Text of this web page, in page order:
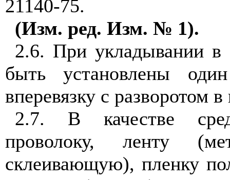
21140-75.
(Изм. ред. Изм. № 1).
2.6. При укладывании в
быть установлены
вперевязку с разворотом
2.7. В качестве
проволоку, ленту
склеивающую), пленку